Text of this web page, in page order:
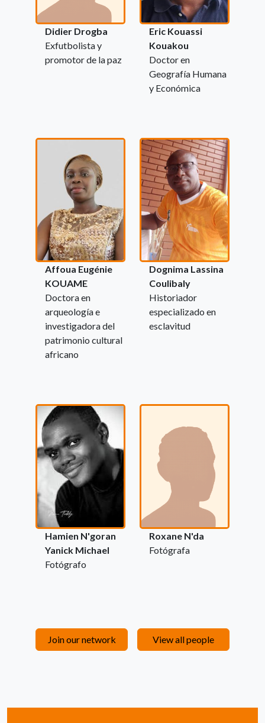
Didier Drogba
Exfutbolista y
promotor de la paz
Eric Kouassi
Kouakou
Doctor en
Geografía Humana
y Económica
Affoua Eugénie
KOUAME
Doctora en
arqueología e
investigadora del
patrimonio cultural
africano
Dognima Lassina
Coulibaly
Historiador
especializado en
esclavitud
Hamien N'goran
Yanick Michael
Fotógrafo
Roxane N'da
Fotógrafa
Join our network View all people